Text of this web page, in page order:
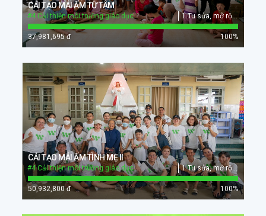
CẢI TẠO MÁI ẤM TỪ TÂM
1 Tu sửa, mở rộng cơ sở giáo dục
#4 Cải thiện môi trường giáo dục
37,981,695 đ 100%
CẢI TẠO MÁI ẤM TÌNH MẸ II
1 Tu sửa, mở rộng cơ sở giáo dục
#4 Cải thiện môi trường giáo dục
50,932,800 đ 100%